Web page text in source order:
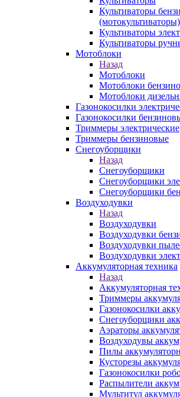
Культиваторы
(мотокультиваторы)
Культиваторы
Культиваторы
Мотоблоки
Назад
Мотоблоки
Мотоблоки
Мотоблоки
Газонокосилки
Газонокосилки
Триммеры электрические
Триммеры бензиновые
Снегоуборщики
Назад
Снегоуборщики
Снегоуборщики
Снегоуборщики
Воздуходувки
Назад
Воздуходувки
Воздуходувки
Воздуходувки
Воздуходувки
Аккумуляторная техника
Назад
Аккумуляторная
Триммеры
Газонокосилки
Снегоуборщики
Аэраторы
Воздуходувы
Пилы
Кусторезы
Газонокосилки
Распылители
Мультитул